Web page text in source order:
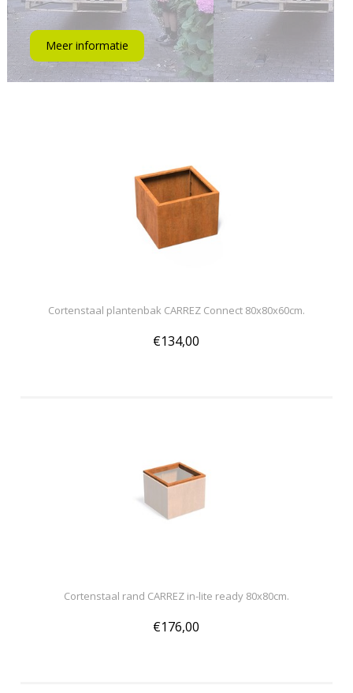
Meer informatie
Cortenstaal plantenbak CARREZ Connect 80x80x60cm.
€134,00
Cortenstaal rand CARREZ in-lite ready 80x80cm.
€176,00